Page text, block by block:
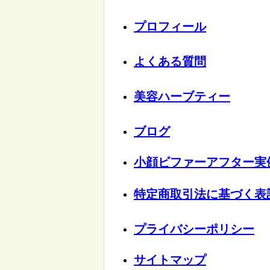
​プロフィール
よくある質問
美容ハーブティー
ブログ
小顔ビファーアフター実
特定商取引法に基づく表
プライバシーポリシー
サイトマップ